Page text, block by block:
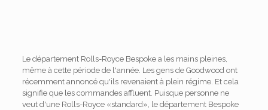
Le département Rolls-Royce Bespoke a les mains pleines,
même à cette période de l'année. Les gens de Goodwood ont
récemment annoncé qu'ils revenaient à plein régime. Et cela
signifie que les commandes affluent. Puisque personne ne
veut d'une Rolls-Royce «standard», le département Bespoke